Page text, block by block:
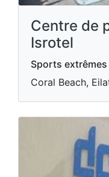
Centre de
Isrotel
Sports extrêmes
Coral Beach,